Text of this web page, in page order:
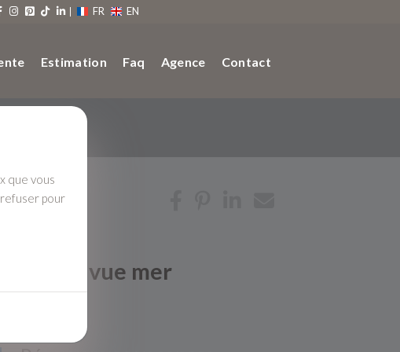
FR EN
Estimation Faq Agence Contact
vue mer
que vous
pour